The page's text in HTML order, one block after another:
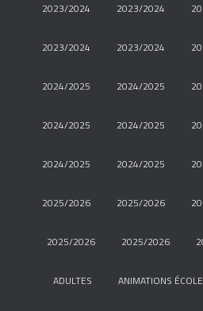
2023/2024 2023/2024
2023/2024 2023/2024
2024/2025 2024/2025
2024/2025 2024/2025
2024/2025 2024/2025
2025/2026 2025/2026
2025/2026 2025/2026
ADULTES ANIMATIONS